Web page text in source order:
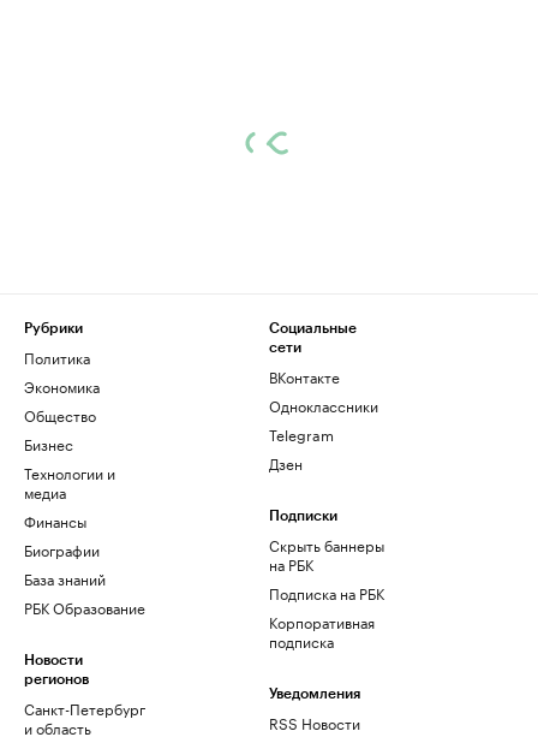
Рубрики
Политика
Экономика
Общество
Бизнес
Технологии и
медиа
Финансы
Биографии
База знаний
РБК Образование
Новости
регионов
Санкт-Петербург
и область
Социальные
сети
ВКонтакте
Одноклассники
Telegram
Дзен
Подписки
Скрыть баннеры
на РБК
Подписка на РБК
Корпоративная
подписка
Уведомления
RSS Новости